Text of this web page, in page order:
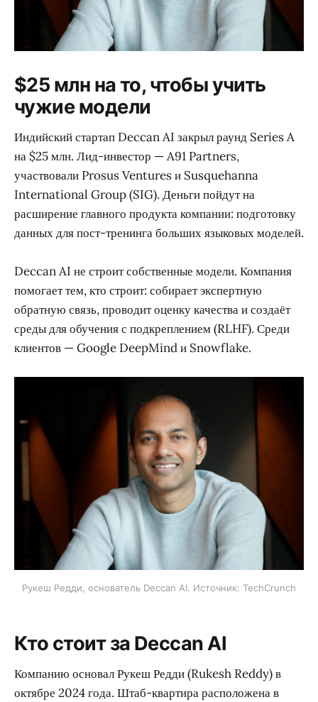
$25 млн на то, чтобы учить
чужие модели
Индийский стартап Deccan AI закрыл раунд Series A
на $25 млн. Лид-инвестор — A91 Partners,
участвовали Prosus Ventures и Susquehanna
International Group (SIG). Деньги пойдут на
расширение главного продукта компании: подготовку
данных для пост-тренинга больших языковых моделей.
Deccan AI не строит собственные модели. Компания
помогает тем, кто строит: собирает экспертную
обратную связь, проводит оценку качества и создаёт
среды для обучения с подкреплением (RLHF). Среди
клиентов — Google DeepMind и Snowflake.
Рукеш Редди, основатель Deccan AI. Источник: TechCrunch
Кто стоит за Deccan AI
Компанию основал Рукеш Редди (Rukesh Reddy) в
октябре 2024 года. Штаб-квартира расположена в